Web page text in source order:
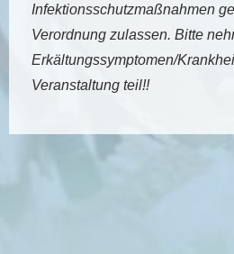
Infektionsschutzmaßnahmen
Verordnung zulassen. Bitte
Erkältungssymptomen/
Veranstaltung teil!!